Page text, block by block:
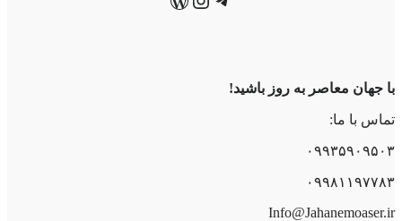
با جهان معاصر به روز باشید!
تماس با ما:
۰۹۹۳۵۹۰۹۵۰۳
۰۹۹۸۱۱۹۷۷۸۳
Info@Jahanemoaser.ir